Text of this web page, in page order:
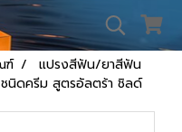
ฑ์
แปรงสีฟัน/ยาสีฟัน
ชนิดครีม สูตรอัลตร้า ชิลด์